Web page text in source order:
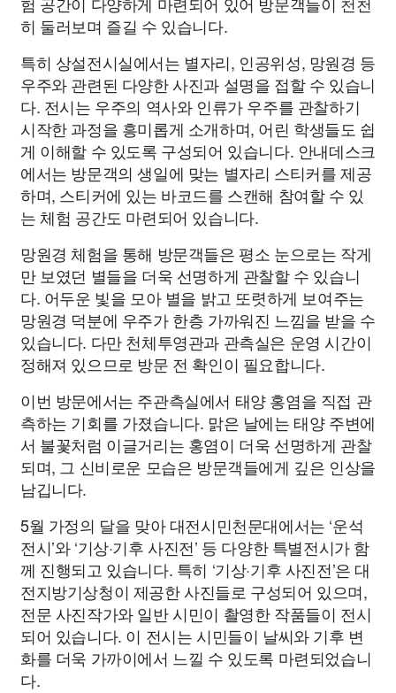
히 둘러보며 즐길 수 있습니다.
특히 상설전시실에서는 별자리, 인공위성, 망원경 등
우주와 관련된 다양한 사진과 설명을 접할 수 있습니
다. 전시는 우주의 역사와 인류가 우주를 관찰하기
시작한 과정을 흥미롭게 소개하며, 어린 학생들도 쉽
게 이해할 수 있도록 구성되어 있습니다. 안내데스크
에서는 방문객의 생일에 맞는 별자리 스티커를 제공
하며, 스티커에 있는 바코드를 스캔해 참여할 수 있
는 체험 공간도 마련되어 있습니다.
망원경 체험을 통해 방문객들은 평소 눈으로는 작게
만 보였던 별들을 더욱 선명하게 관찰할 수 있습니
다. 어두운 빛을 모아 별을 밝고 또렷하게 보여주는
망원경 덕분에 우주가 한층 가까워진 느낌을 받을 수
있습니다. 다만 천체투영관과 관측실은 운영 시간이
정해져 있으므로 방문 전 확인이 필요합니다.
이번 방문에서는 주관측실에서 태양 홍염을 직접 관
측하는 기회를 가졌습니다. 맑은 날에는 태양 주변에
서 불꽃처럼 이글거리는 홍염이 더욱 선명하게 관찰
되며, 그 신비로운 모습은 방문객들에게 깊은 인상을
남깁니다.
5월 가정의 달을 맞아 대전시민천문대에서는 ‘운석
전시’와 ‘기상·기후 사진전’ 등 다양한 특별전시가 함
께 진행되고 있습니다. 특히 ‘기상·기후 사진전’은 대
전지방기상청이 제공한 사진들로 구성되어 있으며,
전문 사진작가와 일반 시민이 촬영한 작품들이 전시
되어 있습니다. 이 전시는 시민들이 날씨와 기후 변
화를 더욱 가까이에서 느낄 수 있도록 마련되었습니
다.